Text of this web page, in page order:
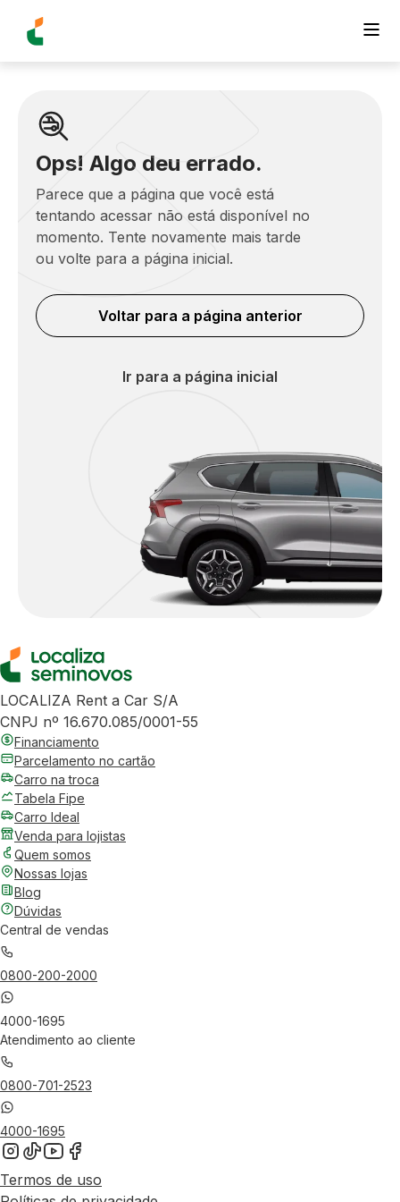
Ops! Algo deu errado.
Parece que a página que você está
tentando acessar não está disponível no
momento. Tente novamente mais tarde
ou volte para a página inicial.
Voltar para a página anterior
Ir para a página inicial
LOCALIZA Rent a Car S/A
CNPJ nº 16.670.085/0001-55
Financiamento
Parcelamento no cartão
Carro na troca
Tabela Fipe
Carro Ideal
Venda para lojistas
Quem somos
Nossas lojas
Blog
Dúvidas
Central de vendas
0800-200-2000
4000-1695
Atendimento ao cliente
0800-701-2523
4000-1695
Termos de uso